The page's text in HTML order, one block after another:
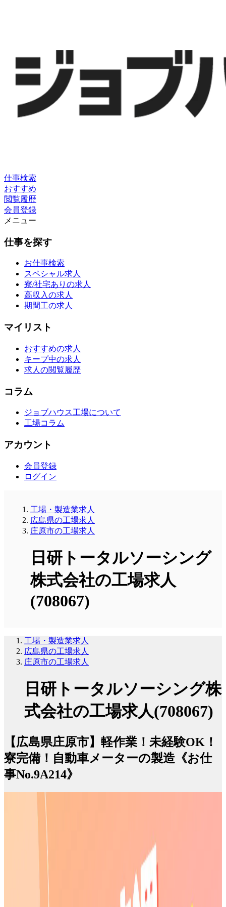
仕事検索
おすすめ
閲覧履歴
会員登録
メニュー
仕事を探す
お仕事検索
スペシャル求人
寮/社宅ありの求人
高収入の求人
期間工の求人
マイリスト
おすすめの求人
キープ中の求人
求人の閲覧履歴
コラム
ジョブハウス工場について
工場コラム
アカウント
会員登録
ログイン
工場・製造業求人
広島県の工場求人
庄原市の工場求人
日研トータルソーシング
株式会社の工場求人
(708067)
工場・製造業求人
広島県の工場求人
庄原市の工場求人
日研トータルソーシング株
式会社の工場求人(708067)
【広島県庄原市】軽作業！未経験OK！
寮完備！自動車メーターの製造《お仕
事No.9A214》